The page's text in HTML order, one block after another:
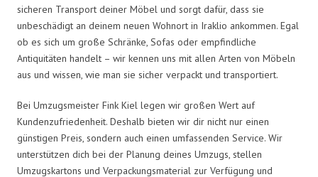
sicheren Transport deiner Möbel und sorgt dafür, dass sie
unbeschädigt an deinem neuen Wohnort in Iraklio ankommen. Egal
ob es sich um große Schränke, Sofas oder empfindliche
Antiquitäten handelt – wir kennen uns mit allen Arten von Möbeln
aus und wissen, wie man sie sicher verpackt und transportiert.
Bei Umzugsmeister Fink Kiel legen wir großen Wert auf
Kundenzufriedenheit. Deshalb bieten wir dir nicht nur einen
günstigen Preis, sondern auch einen umfassenden Service. Wir
unterstützen dich bei der Planung deines Umzugs, stellen
Umzugskartons und Verpackungsmaterial zur Verfügung und